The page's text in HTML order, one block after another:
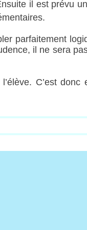
il est prévu
parfaitement
il ne sera
C’est donc